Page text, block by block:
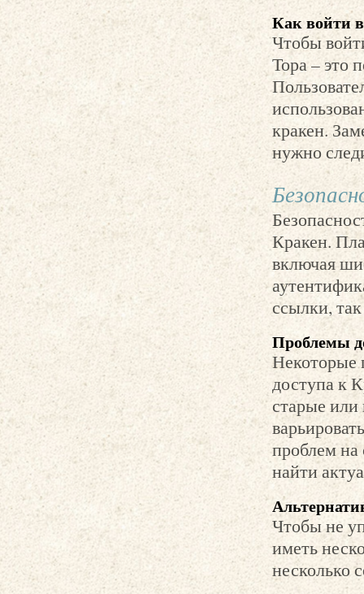
Как войти
Чтобы
Тора – это
кракен.
нужно
Кракен.
включая
ссылки,
Проблемы
Некоторые
доступа к
старые
проблем
найти
Чтобы не
иметь
несколько